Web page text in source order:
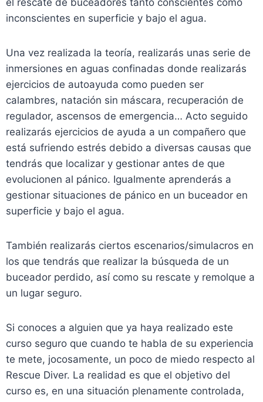
el rescate de buceadores tanto conscientes como
inconscientes en superficie y bajo el agua.
Una vez realizada la teoría, realizarás unas serie de
inmersiones en aguas confinadas donde realizarás
ejercicios de autoayuda como pueden ser
calambres, natación sin máscara, recuperación de
regulador, ascensos de emergencia… Acto seguido
realizarás ejercicios de ayuda a un compañero que
está sufriendo estrés debido a diversas causas que
tendrás que localizar y gestionar antes de que
evolucionen al pánico. Igualmente aprenderás a
gestionar situaciones de pánico en un buceador en
superficie y bajo el agua.
También realizarás ciertos escenarios/simulacros en
los que tendrás que realizar la búsqueda de un
buceador perdido, así como su rescate y remolque a
un lugar seguro.
Si conoces a alguien que ya haya realizado este
curso seguro que cuando te habla de su experiencia
te mete, jocosamente, un poco de miedo respecto al
Rescue Diver. La realidad es que el objetivo del
curso es, en una situación plenamente controlada,